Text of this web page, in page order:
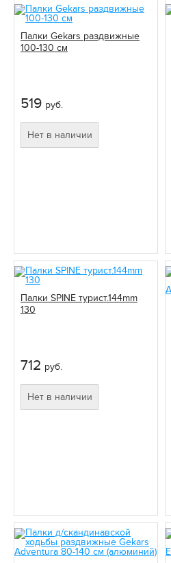
Палки Gekars раздвижные
100-130 см
519 руб.
Нет в наличии
Палки SPINE турист.144mm
130
712 руб.
Нет в наличии